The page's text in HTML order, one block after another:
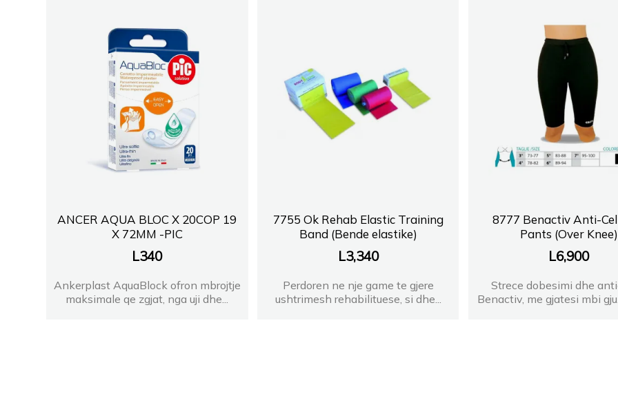
ANCER AQUA BLOC X 20COP 19
X 72MM -PIC
L340
Ankerplast AquaBlock ofron mbrojtje
maksimale qe zgjat, nga uji dhe...
7755 Ok Rehab Elastic Training
Band (Bende elastike)
L3,340
Perdoren ne nje game te gjere
ushtrimesh rehabilituese, si dhe...
8777 Benactiv Anti-
Pants (Over Knee)
L6,900
Strece dobesimi dhe
Benactiv, me gjatesi mbi